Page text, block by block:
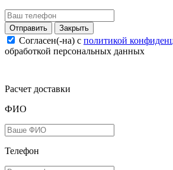
Закрыть
Согласен(-на) c политикой
обработкой персональных данных
Расчет доставки
ФИО
Телефон